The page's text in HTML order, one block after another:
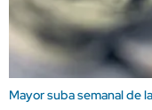
Mayor suba semanal de